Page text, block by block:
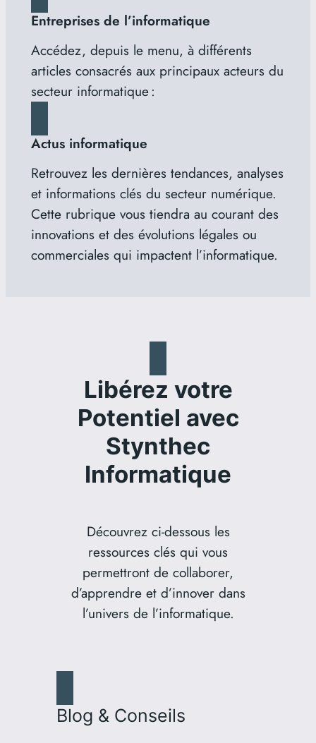
Entreprises de l’informatique
Accédez, depuis le menu, à différents
articles consacrés aux principaux acteurs du
secteur informatique :
Actus informatique
Retrouvez les dernières tendances, analyses
et informations clés du secteur numérique.
Cette rubrique vous tiendra au courant des
innovations et des évolutions légales ou
commerciales qui impactent l’informatique.
Libérez votre
Potentiel avec
Stynthec
Informatique
Découvrez ci-dessous les
ressources clés qui vous
permettront de collaborer,
d’apprendre et d’innover dans
l’univers de l’informatique.
Blog & Conseils